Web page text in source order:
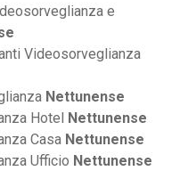
e
Videosorveglianza
Nettunense
Hotel
Nettunense
Casa Nettunense
Ufficio Nettunense